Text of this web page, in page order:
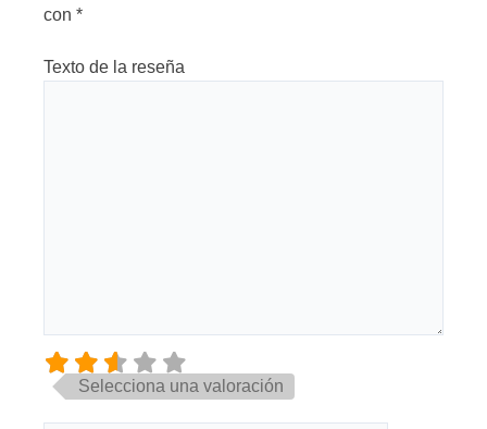
con *
Texto de la reseña
Selecciona una valoración